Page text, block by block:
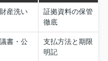
産洗い
証拠資料の保管
徹底
書・公
支払方法と期限
明記